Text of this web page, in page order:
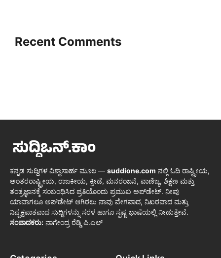
Recent Comments
ಕನ್ನಡ ಸುದ್ದಿಗಳ ವಿಶ್ವಾಸಾರ್ಹ ಮೂಲ — suddione.com ನಲ್ಲಿ ಓದಿ ರಾಷ್ಟ್ರೀಯ,
ಅಂತರರಾಷ್ಟ್ರೀಯ, ರಾಜಕೀಯ, ಕ್ರೀಡೆ, ಮನರಂಜನೆ, ವಾಣಿಜ್ಯ, ಶಿಕ್ಷಣ ಮತ್ತು
ತಂತ್ರಜ್ಞಾನಕ್ಕೆ ಸಂಬಂಧಿಸಿದ ಪ್ರತಿಯೊಂದು ಪ್ರಮುಖ ಅಪ್‌ಡೇಟ್. ನೀವು
ಯಾವಾಗಲೂ ಅಪ್‌ಡೇಟ್ ಆಗಿರಲು ನಾವು ವೇಗವಾದ, ನಿಖರವಾದ ಮತ್ತು
ನಿಷ್ಪಕ್ಷಪಾತವಾದ ಸುದ್ದಿಗಳನ್ನು ಸರಳ ಹಾಗೂ ಸ್ಪಷ್ಟ ಭಾಷೆಯಲ್ಲಿ ನೀಡುತ್ತೇವೆ.
ಸಂಪಾದಕರು: ನಾಗೇಂದ್ರ ರೆಡ್ಡಿ ಪಿ.ಎಲ್